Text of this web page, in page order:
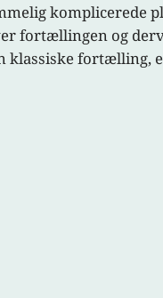
komplicerede
fortællingen og